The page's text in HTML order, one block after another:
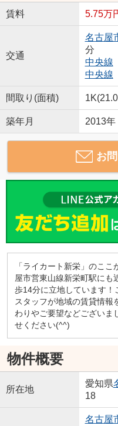
賃料 5.75万
交通
名古屋
分
中央線
中央線
間取り(面積)
築年月 2013年
お
「ライカート新栄」のこ
屋市営東山線新栄町駅にも
歩14分に立地しています！
スタッフが地域の賃貸情報
わりやご要望などございま
せください(^^)
物件概要
所在地
愛知県
18
名古屋